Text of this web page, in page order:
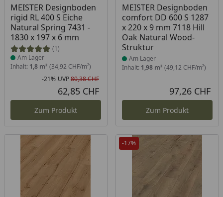
MEISTER Designboden
rigid RL 400 S Eiche
Natural Spring 7431 -
1830 x 197 x 6 mm
(1)
Produkt am Lager
Am Lager
Inhalt: 1,8 m² (34,92 CHF/m²)
Rabatt in Prozent
-21%
Ursprünglicher Preis
UVP80,38 CHF
62,85 CHF
Zum Produkt
MEISTER Designboden
comfort DD 600 S 1287
x 220 x 9 mm 7118 Hill
Oak Natural Wood-
Struktur
Produkt am Lager
Am Lager
Inhalt: 1,98 m² (49,12 CHF/m²)
97,26 CHF
Zum Produkt
-17%